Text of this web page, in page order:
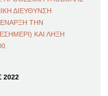
ΔΙΕΥΘΥΝΣΗ
ΤΗΝ
ΚΑΙ ΛΗΞΗ
2022